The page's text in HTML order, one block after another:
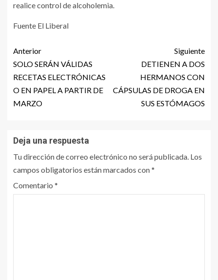
realice control de alcoholemia.
Fuente El Liberal
Anterior
SOLO SERÁN VÁLIDAS
RECETAS ELECTRÓNICAS
O EN PAPEL A PARTIR DE
MARZO
Siguiente
DETIENEN A DOS
HERMANOS CON
CÁPSULAS DE DROGA EN
SUS ESTÓMAGOS
Deja una respuesta
Tu dirección de correo electrónico no será publicada. Los
campos obligatorios están marcados con*
Comentario *